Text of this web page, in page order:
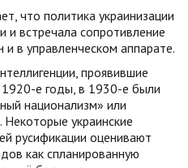
что политика украинизации
и встречала сопротивление
в управленческом аппарате.
проявившие
1920-е годы, в 1930-е были
национализм» или
Некоторые украинские
русификации оценивают
как спланированную